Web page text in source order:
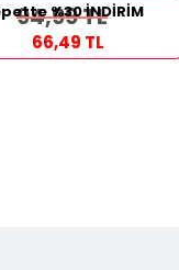
94,99 TL
%30 İNDİRİM
66,49 TL